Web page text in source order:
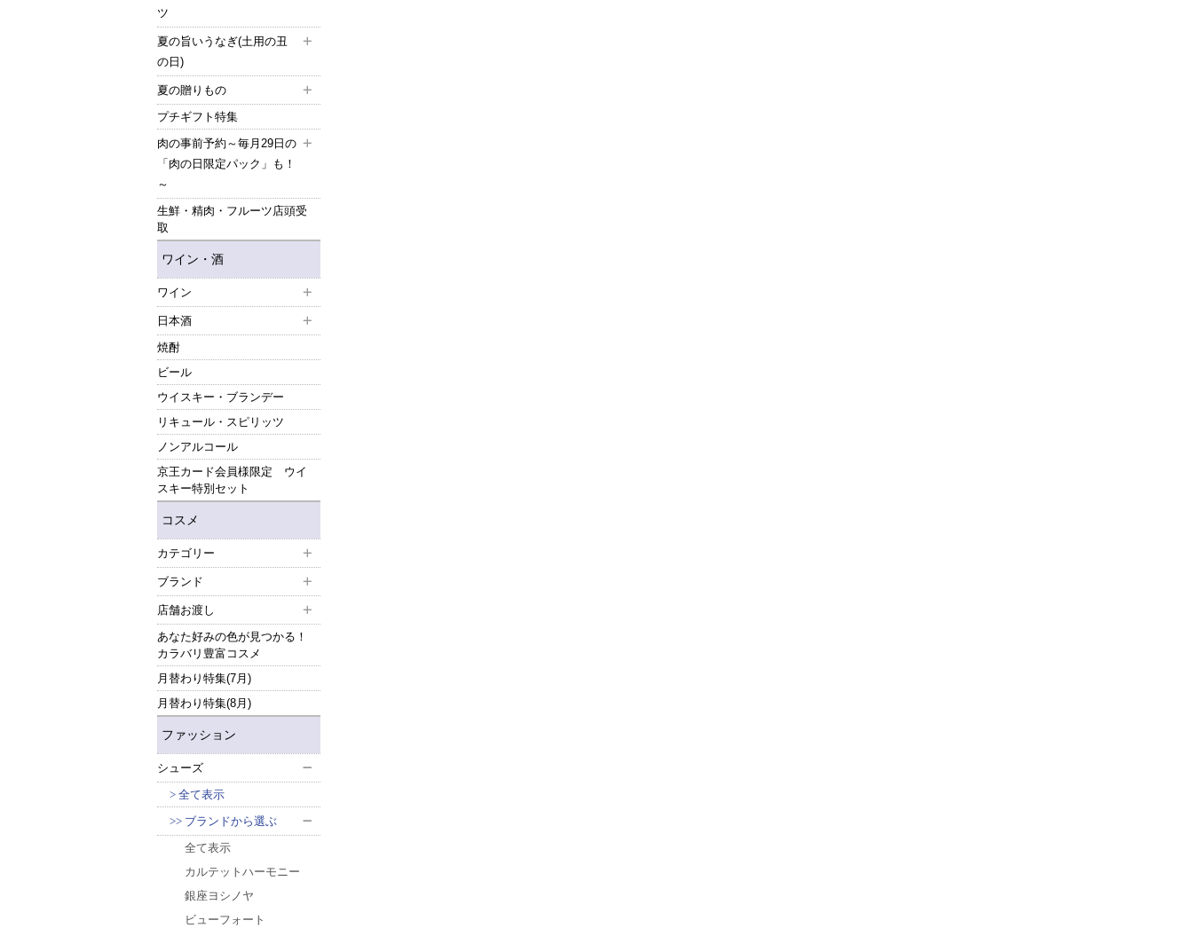
ツ
夏の旨いうなぎ(土用の丑
の日)
夏の贈りもの
プチギフト特集
肉の事前予約～毎月29日の
「肉の日限定パック」も！
～
生鮮・精肉・フルーツ店頭受
取
ワイン・酒
ワイン
日本酒
焼酎
ビール
ウイスキー・ブランデー
リキュール・スピリッツ
ノンアルコール
京王カード会員様限定 ウイ
スキー特別セット
コスメ
カテゴリー
ブランド
店舗お渡し
あなた好みの色が見つかる！
カラバリ豊富コスメ
月替わり特集(7月)
月替わり特集(8月)
ファッション
シューズ
全て表示
ブランドから選ぶ
全て表示
カルテットハーモニー
銀座ヨシノヤ
ビューフォート